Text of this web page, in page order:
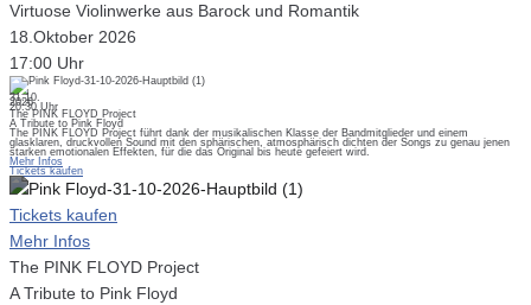
Virtuose Violinwerke aus Barock und Romantik
18.Oktober 2026
17:00 Uhr
31.10.
2026
20:30 Uhr
The PINK FLOYD Project
A Tribute to Pink Floyd
The PINK FLOYD Project führt dank der musikalischen Klasse der Bandmitglieder und einem
glasklaren, druckvollen Sound mit den sphärischen, atmosphärisch dichten der Songs zu genau jenen
starken emotionalen Effekten, für die das Original bis heute gefeiert wird.
Mehr Infos
Tickets kaufen
Tickets kaufen
Mehr Infos
The PINK FLOYD Project
A Tribute to Pink Floyd